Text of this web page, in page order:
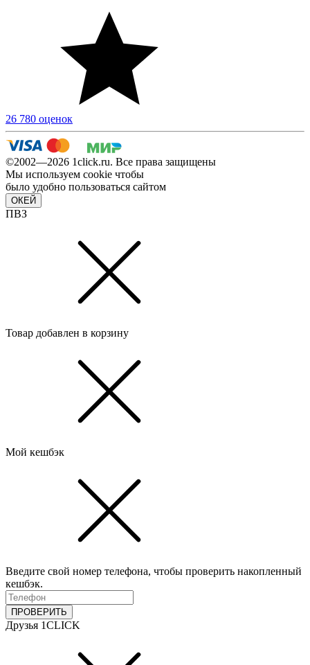
26 780 оценок
©2002—2026 1сlick.ru. Все права защищены
Мы используем cookie чтобы
было удобно пользоваться сайтом
ОКЕЙ
ПВЗ
Товар добавлен в корзину
Мой кешбэк
Введите свой номер телефона, чтобы проверить накопленный
кешбэк.
ПРОВЕРИТЬ
Друзья 1CLICK